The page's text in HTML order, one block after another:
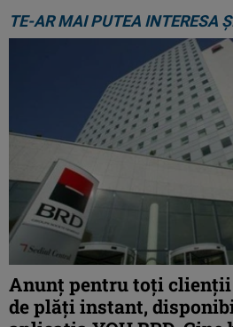
TE-AR MAI PUTEA INTERESA
Anunț pentru toți clienții
de plăți instant,